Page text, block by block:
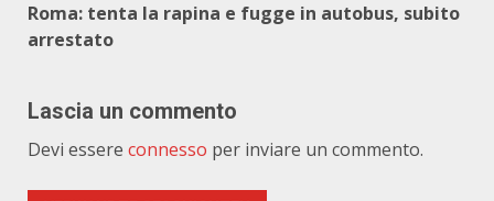
Roma: tenta la rapina e fugge in autobus, subito
arrestato
Lascia un commento
Devi essere connesso per inviare un commento.